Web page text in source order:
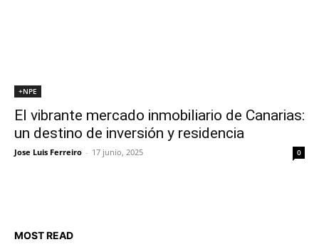
+NPE
El vibrante mercado inmobiliario de Canarias:
un destino de inversión y residencia
Jose Luis Ferreiro - 17 junio, 2025 0
MOST READ